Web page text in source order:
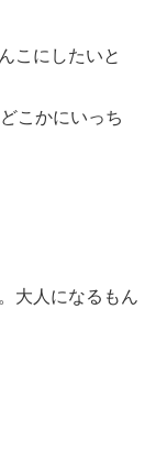
こにしたいと
こかにいっち
大人になるもん